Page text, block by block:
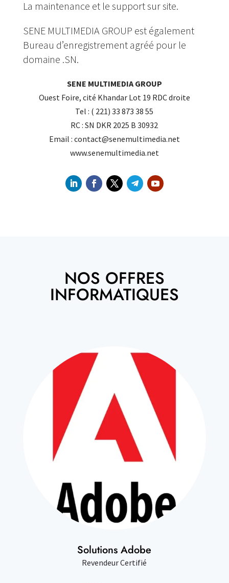
La maintenance et le support sur site.
SENE MULTIMEDIA GROUP est également
Bureau d’enregistrement agréé pour le
domaine .SN.
SENE MULTIMEDIA GROUP
Ouest Foire, cité Khandar Lot 19 RDC droite
Tel : ( 221) 33 873 38 55
RC : SN DKR 2025 B 30932
Email : contact@senemultimedia.net
www.senemultimedia.net
NOS OFFRES
INFORMATIQUES
Solutions Adobe
Revendeur Certifié